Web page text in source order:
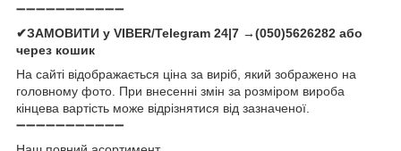
➖➖➖➖➖➖➖➖➖➖➖
✔ЗАМОВИТИ у VIBER/Telegram 24|7 →(050)5626282 або
через кошик
На сайті відображається ціна за виріб, який зображено на
головному фото. При внесенні змін за розміром вироба
кінцева вартість може відрізнятися від зазначеної.
➖➖➖➖➖➖➖➖➖➖➖